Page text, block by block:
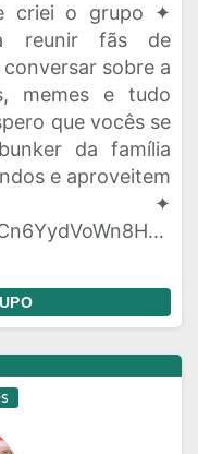
criei o grupo ✦
reunir fãs de
sobre a
memes e tudo
que vocês se
da família
e aproveitem
✦